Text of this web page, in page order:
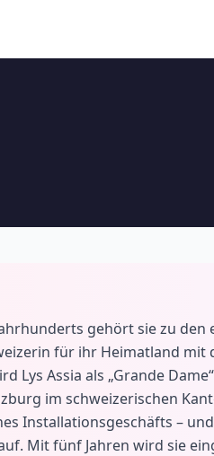
gehört sie zu
für ihr Heimatland mit
Lys Assia als „Grande
im schweizerischen
Installationsgeschäfts –
Mit fünf Jahren wird sie